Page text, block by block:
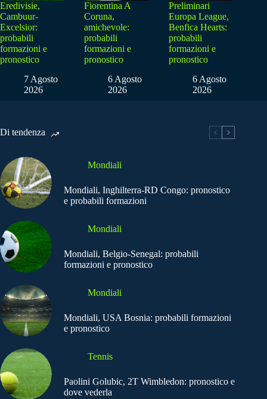
Eredivisie,
Cambuur-
Excelsior:
probabili
formazioni e
pronostico
7 Agosto
2026
Fiorentina A
Coruna,
amichevole:
probabili
formazioni e
pronostico
6 Agosto
2026
Preliminari
Europa League,
Benfica Hearts:
probabili
formazioni e
pronostico
6 Agosto
2026
Di tendenza
Mondiali
Mondiali, Inghilterra-RD Congo: pronostico
e probabili formazioni
Mondiali
Mondiali, Belgio-Senegal: probabili
formazioni e pronostico
Mondiali
Mondiali, USA Bosnia: probabili formazioni
e pronostico
Tennis
Paolini Golubic, 2T Wimbledon: pronostico e
dove vederla